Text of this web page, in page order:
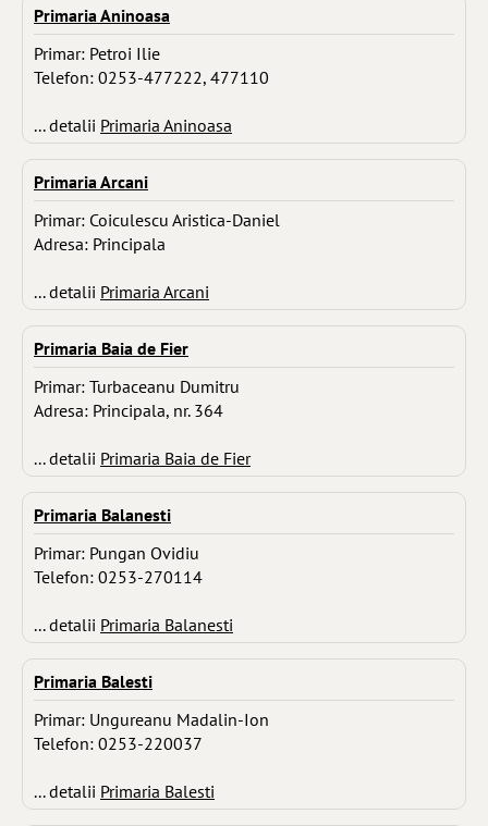
Primaria Aninoasa
Primar: Petroi Ilie
Telefon: 0253-477222, 477110
... detalii Primaria Aninoasa
Primaria Arcani
Primar: Coiculescu Aristica-Daniel
Adresa: Principala
... detalii Primaria Arcani
Primaria Baia de Fier
Primar: Turbaceanu Dumitru
Adresa: Principala, nr. 364
... detalii Primaria Baia de Fier
Primaria Balanesti
Primar: Pungan Ovidiu
Telefon: 0253-270114
... detalii Primaria Balanesti
Primaria Balesti
Primar: Ungureanu Madalin-Ion
Telefon: 0253-220037
... detalii Primaria Balesti